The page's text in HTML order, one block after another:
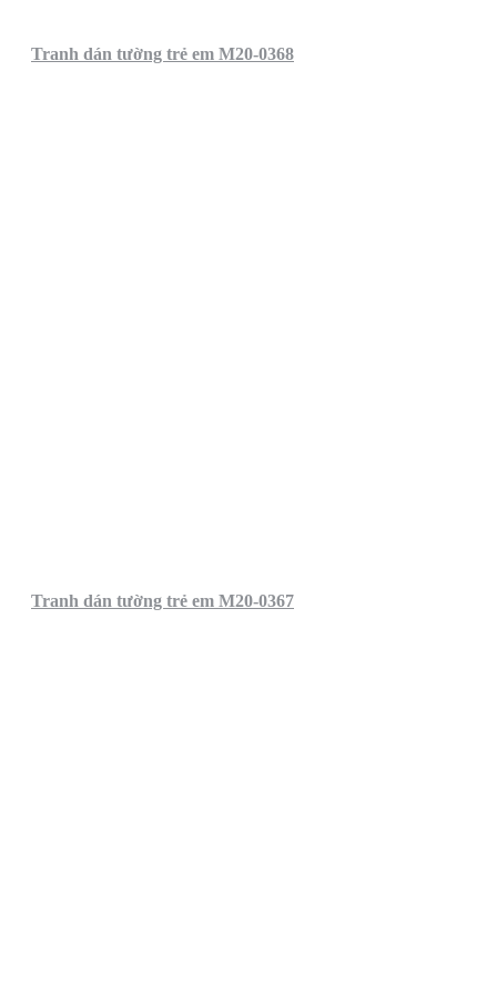
Tranh dán tường trẻ em M20-0368
Tranh dán tường trẻ em M20-0367